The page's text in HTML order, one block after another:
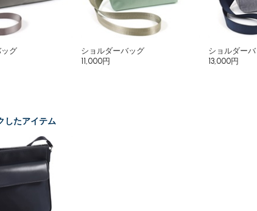
グ
ショルダーバッグ
11,000円
ショルダー
13,000円
したアイテム